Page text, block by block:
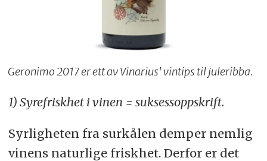
Geronimo 2017 er ett av Vinarius' vintips til juleribba.
1) Syrefriskhet i vinen = suksessoppskrift.
Syrligheten fra surkålen demper nemlig
vinens naturlige friskhet. Derfor er det